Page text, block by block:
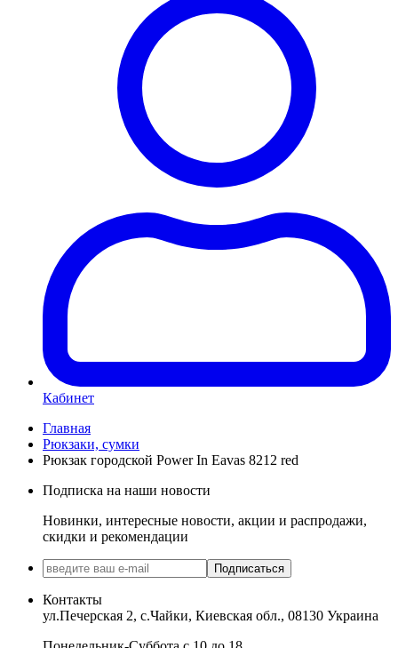
Кабинет
Главная
Рюкзаки, сумки
Рюкзак городской Power In Eavas 8212 red
Подписка на наши новости
Новинки, интересные новости, акции и распродажи,
скидки и рекомендации
Подписаться
Контакты
ул.Печерская 2, с.Чайки, Киевская обл., 08130 Украина